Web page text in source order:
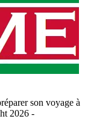
son voyage à
2026 -